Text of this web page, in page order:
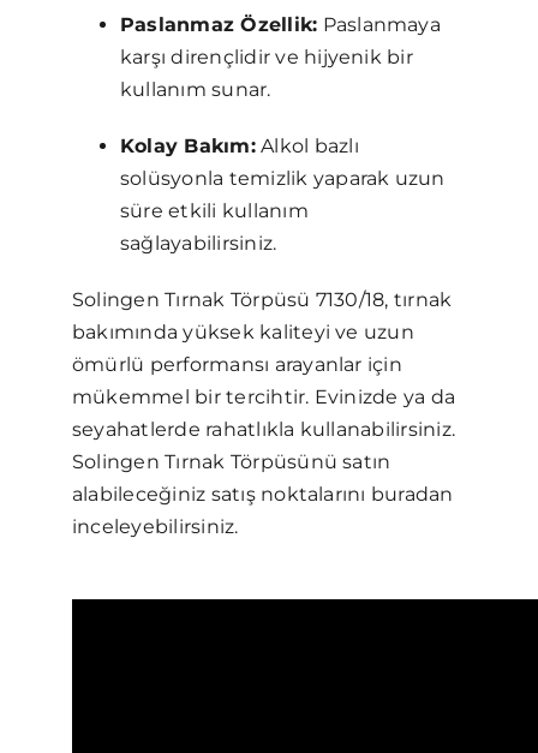
Paslanmaz Özellik: Paslanmaya
karşı dirençlidir ve hijyenik bir
kullanım sunar.
Kolay Bakım:Alkol bazlı
solüsyonla temizlik yaparak uzun
süre etkili kullanım
sağlayabilirsiniz.
Solingen Tırnak Törpüsü 7130/18, tırnak
bakımında yüksek kaliteyi ve uzun
ömürlü performansı arayanlar için
mükemmel bir tercihtir. Evinizde ya da
seyahatlerde rahatlıkla kullanabilirsiniz.
Solingen Tırnak Törpüsünü satın
alabileceğiniz satış noktalarını buradan
inceleyebilirsiniz.